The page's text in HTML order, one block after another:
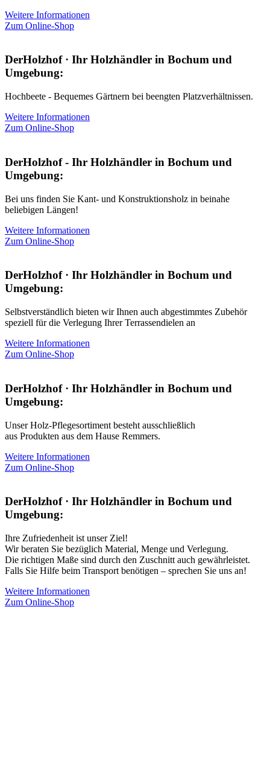
Weitere Informationen
Zum Online-Shop
DerHolzhof · Ihr Holzhändler in Bochum und
Umgebung:
Hochbeete - Bequemes Gärtnern bei beengten Platzverhältnissen.
Weitere Informationen
Zum Online-Shop
DerHolzhof - Ihr Holzhändler in Bochum und
Umgebung:
Bei uns finden Sie Kant- und Konstruktionsholz in beinahe
beliebigen Längen!
Weitere Informationen
Zum Online-Shop
DerHolzhof · Ihr Holzhändler in Bochum und
Umgebung:
Selbstverständlich bieten wir Ihnen auch abgestimmtes Zubehör
speziell für die Verlegung Ihrer Terrassendielen an
Weitere Informationen
Zum Online-Shop
DerHolzhof · Ihr Holzhändler in Bochum und
Umgebung:
Unser Holz-Pflegesortiment besteht ausschließlich
aus Produkten aus dem Hause Remmers.
Weitere Informationen
Zum Online-Shop
DerHolzhof · Ihr Holzhändler in Bochum und
Umgebung:
Ihre Zufriedenheit ist unser Ziel!
Wir beraten Sie bezüglich Material, Menge und Verlegung.
Die richtigen Maße sind durch den Zuschnitt auch gewährleistet.
Falls Sie Hilfe beim Transport benötigen – sprechen Sie uns an!
Weitere Informationen
Zum Online-Shop